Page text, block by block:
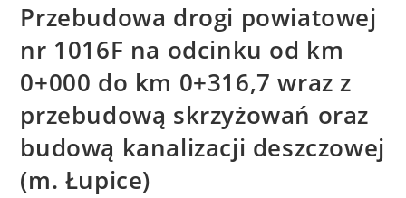
Przebudowa drogi powiatowej
nr 1016F na odcinku od km
0+000 do km 0+316,7 wraz z
przebudową skrzyżowań oraz
budową kanalizacji deszczowej
(m. Łupice)